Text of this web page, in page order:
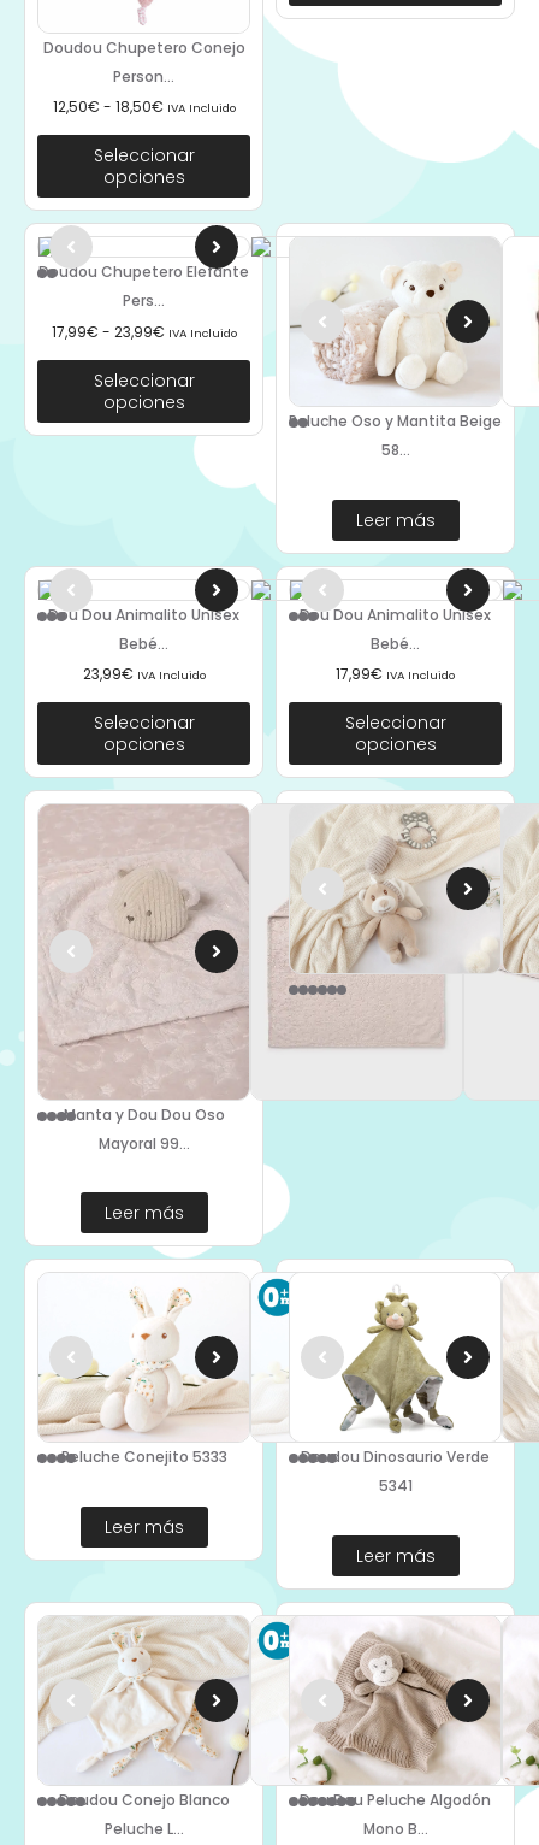
Doudou Chupetero Conejo
Person...
12,50€ - 18,50€ IVA Incluido
Seleccionar
opciones
Doudou Chupetero Elefante
Pers...
17,99€ - 23,99€ IVA Incluido
Seleccionar
opciones
Peluche Oso y Mantita Beige
58...
Leer más
Dou Dou Animalito Unisex
Bebé...
23,99€ IVA Incluido
Seleccionar
opciones
Dou Dou Animalito Unisex
Bebé...
17,99€ IVA Incluido
Seleccionar
opciones
Manta y Dou Dou Oso
Mayoral 99...
Leer más
Peluche Sonajero Oso 4204
Peluche Conejito 5333
Leer más
Doudou Dinosaurio Verde
5341
Leer más
Doudou Conejo Blanco
Peluche L...
Dou Dou Peluche Algodón
Mono B...